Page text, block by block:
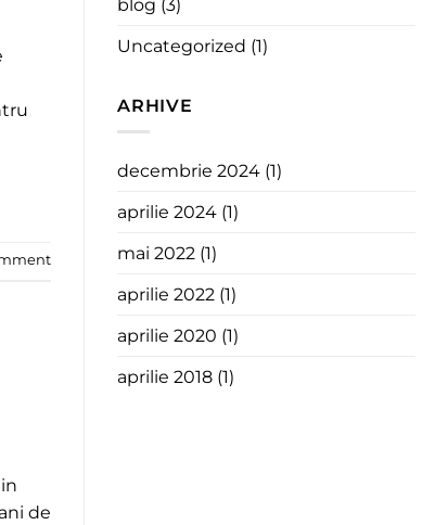
de
blog (3)
Uncategorized (1)
ARHIVE
decembrie 2024 (1)
aprilie 2024 (1)
mai 2022 (1)
aprilie 2022 (1)
aprilie 2020 (1)
aprilie 2018 (1)